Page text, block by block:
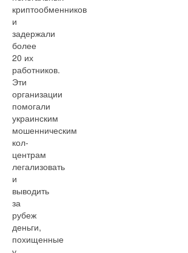
криптообменников
и
задержали
более
20 их
работников.
Эти
организации
помогали
украинским
мошенническим
кол-
центрам
легализовать
и
выводить
за
рубеж
деньги,
похищенные